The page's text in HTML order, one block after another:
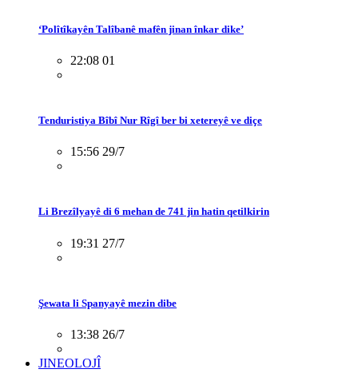
‘Polîtîkayên Talîbanê mafên jinan înkar dike’
22:08 01
Tenduristiya Bîbî Nur Rîgî ber bi xetereyê ve diçe
15:56 29/7
Li Brezîlyayê di 6 mehan de 741 jin hatin qetilkirin
19:31 27/7
Şewata li Spanyayê mezin dibe
13:38 26/7
JINEOLOJÎ